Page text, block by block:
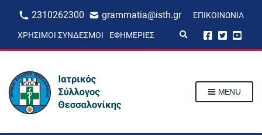
2310262300 grammatia@isth.gr ΕΠΙΚΟΙΝΩΝΊΑ
ΧΡΉΣΙΜΟΙ ΣΎΝΔΕΣΜΟΙ ΕΦΗΜΕΡΊΕΣ
p
MENU